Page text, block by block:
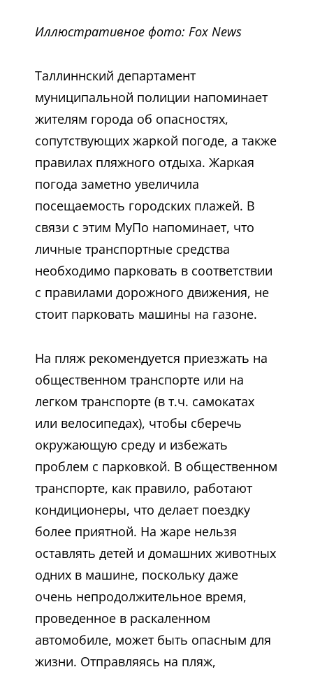
Иллюстративное фото: Fox News
Таллиннский департамент
муниципальной полиции напоминает
жителям города об опасностях,
сопутствующих жаркой погоде, а также
правилах пляжного отдыха. Жаркая
погода заметно увеличила
посещаемость городских плажей. В
связи с этим МуПо напоминает, что
личные транспортные средства
необходимо парковать в соответствии
с правилами дорожного движения, не
стоит парковать машины на газоне.
На пляж рекомендуется приезжать на
общественном транспорте или на
легком транспорте (в т.ч. самокатах
или велосипедах), чтобы сберечь
окружающую среду и избежать
проблем с парковкой. В общественном
транспорте, как правило, работают
кондиционеры, что делает поездку
более приятной. На жаре нельзя
оставлять детей и домашних животных
одних в машине, поскольку даже
очень непродолжительное время,
проведенное в раскаленном
автомобиле, может быть опасным для
жизни. Отправляясь на пляж,